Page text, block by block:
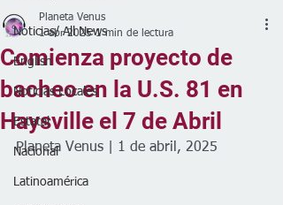
Noticias/ All News
English
Noticias Locales
Estatal
Nacional
Latinoamérica
Comienza proyecto de
bacheo en la U.S. 81 en
Haysville el 7 de Abril
Planeta Venus
1 abr 2025 1 min de lectura
Planeta Venus | 1 de abril, 2025